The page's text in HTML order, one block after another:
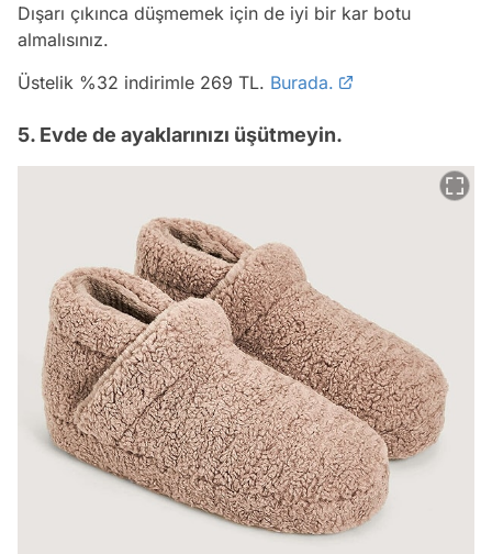
Dışarı çıkınca düşmemek için de iyi bir kar botu
almalısınız.
Üstelik %32 indirimle 269 TL. Burada.
5. Evde de ayaklarınızı üşütmeyin.